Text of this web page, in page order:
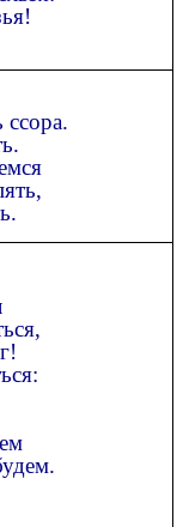
ссора.